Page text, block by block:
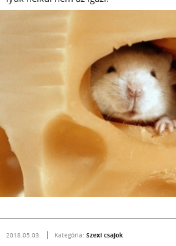
2018.05.03. Kategória: Szexi csajok